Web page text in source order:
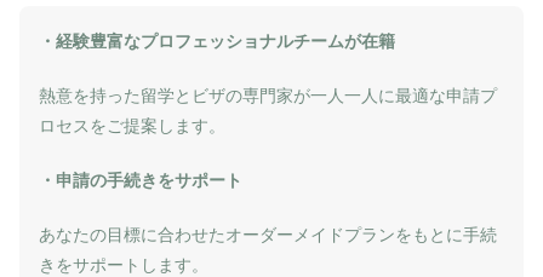
・経験豊富なプロフェッショナルチームが在籍
熱意を持った留学とビザの専門家が一人一人に最適な申請プ
ロセスをご提案します。
・申請の手続きをサポート
あなたの目標に合わせたオーダーメイドプランをもとに手続
きをサポートします。